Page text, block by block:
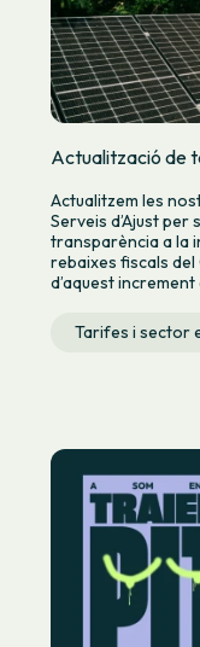
Actualització de
Actualitzem les
Serveis d’Ajust
transparència a la
rebaixes fiscals del
d’aquest
Tarifes i sector